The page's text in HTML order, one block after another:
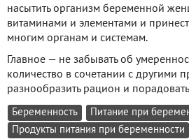
насытить организм беременной
витаминами и элементами и
многим органам и системам.
Главное — не забывать об
количество в сочетании с другими
разнообразить рацион и
Беременность
Питание при
Продукты питания при беременности